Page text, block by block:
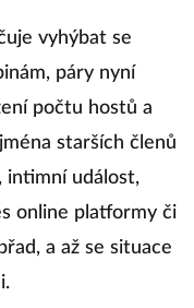
vyhýbat se
páry nyní
počtu hostů a
starších členů
intimní událost,
online platformy či
a až se situace